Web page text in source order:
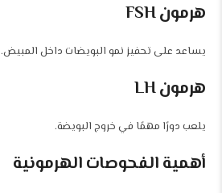
هرمون FSH
يساعد على تحفيز نمو البويضات داخل المبيض.
هرمون LH
يلعب دورًا مهمًا في خروج البويضة.
أهمية الفحوصات الهرمونية